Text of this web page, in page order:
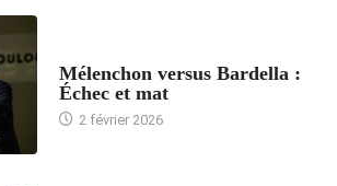
Mélenchon versus Bardella :
Échec et mat
2 février 2026